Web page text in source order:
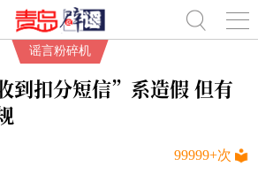
到扣分短信”系造假 但有
99999+次
谣言粉碎机